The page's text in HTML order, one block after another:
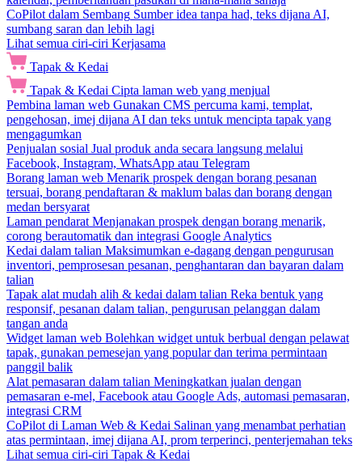
CoPilot dalam Sembang Sumber idea tanpa had, teks dijana AI,
sumbang saran dan lebih lagi
Lihat semua ciri-ciri Kerjasama
Tapak & Kedai
Tapak & Kedai Cipta laman web yang menjual
Pembina laman web Gunakan CMS percuma kami, templat,
pengehosan, imej dijana AI dan teks untuk mencipta tapak yang
mengagumkan
Penjualan sosial Jual produk anda secara langsung melalui
Facebook, Instagram, WhatsApp atau Telegram
Borang laman web Menarik prospek dengan borang pesanan
tersuai, borang pendaftaran & maklum balas dan borang dengan
medan bersyarat
Laman pendarat Menjanakan prospek dengan borang menarik,
corong berautomatik dan integrasi Google Analytics
Kedai dalam talian Maksimumkan e-dagang dengan pengurusan
inventori, pemprosesan pesanan, penghantaran dan bayaran dalam
talian
Tapak alat mudah alih & kedai dalam talian Reka bentuk yang
responsif, pesanan dalam talian, pengurusan pelanggan dalam
tangan anda
Widget laman web Bolehkan widget untuk berbual dengan pelawat
tapak, gunakan pemesejan yang popular dan terima permintaan
panggil balik
Alat pemasaran dalam talian Meningkatkan jualan dengan
pemasaran e-mel, Facebook atau Google Ads, automasi pemasaran,
integrasi CRM
CoPilot di Laman Web & Kedai Salinan yang menambat perhatian
atas permintaan, imej dijana AI, prom terperinci, penterjemahan teks
Lihat semua ciri-ciri Tapak & Kedai